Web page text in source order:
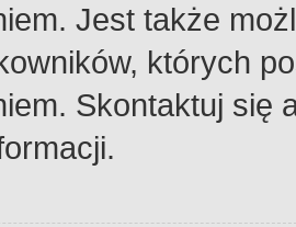
Jest także
których
Skontaktuj się